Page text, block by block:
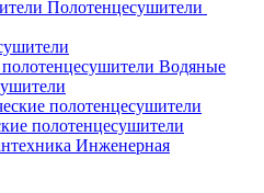
Полотенцесушители
Водяные
полотенцесушители
Инженерная